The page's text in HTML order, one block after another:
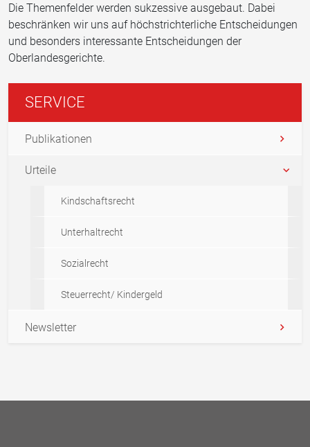
Die Themenfelder werden sukzessive ausgebaut. Dabei
beschränken wir uns auf höchstrichterliche Entscheidungen
und besonders interessante Entscheidungen der
Oberlandesgerichte.
SERVICE
Publikationen
Urteile
Kindschaftsrecht
Unterhaltrecht
Sozialrecht
Steuerrecht/ Kindergeld
Newsletter